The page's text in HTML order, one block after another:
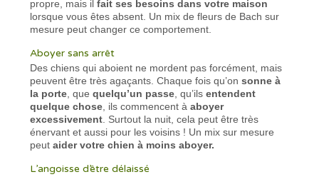
propre, mais ilfait ses besoins dans votre maison
lorsque vous êtes absent. Un mix de fleurs de Bach sur
mesure peut changer ce comportement.
Aboyer sans arrêt
Des chiens qui aboient ne mordent pas forcément, mais
peuvent être très agaçants. Chaque fois qu’on sonne à
la porte, quequelqu’un passe, qu’ilsentendent
quelque chose, ils commencent àaboyer
excessivement. Surtout la nuit, cela peut être très
énervant et aussi pour les voisins ! Un mix sur mesure
peutaider votre chien à moins aboyer.
L’angoisse d’être délaissé